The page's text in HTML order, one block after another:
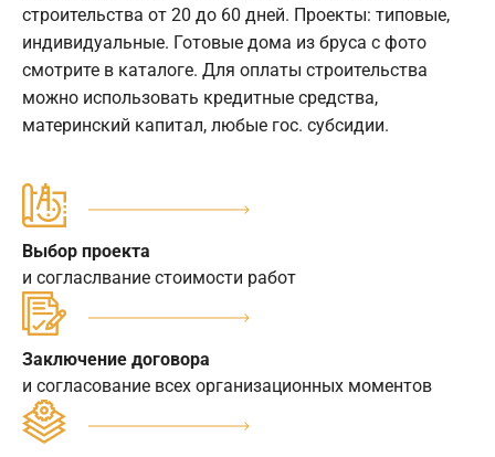
строительства от 20 до 60 дней. Проекты: типовые,
индивидуальные. Готовые дома из бруса с фото
смотрите в каталоге. Для оплаты строительства
можно использовать кредитные средства,
материнский капитал, любые гос. субсидии.
Выбор проекта
и согласлвание стоимости работ
Заключение договора
и согласование всех организационных моментов